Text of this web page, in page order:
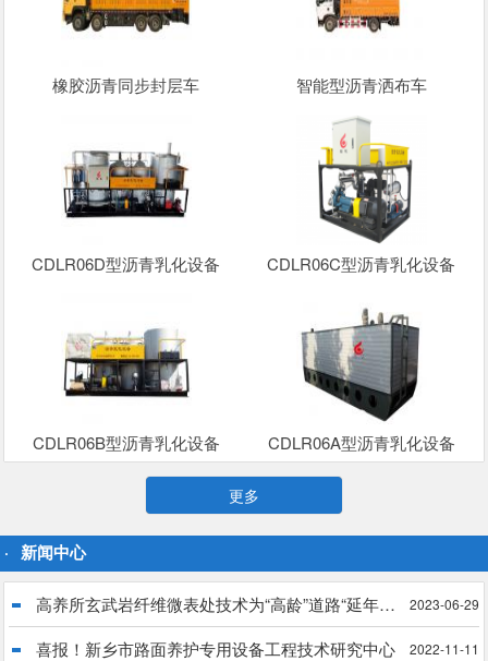
橡胶沥青同步封层车 智能型沥青洒布车
CDLR06D型沥青乳化设备 CDLR06C型沥青乳化设备
CDLR06B型沥青乳化设备 CDLR06A型沥青乳化设备
更多
新闻中心
高养所玄武岩纤维微表处技术为“高龄”道路“延年益寿” 2023-06-29
喜报！新乡市路面养护专用设备工程技术研究中心 2022-11-11